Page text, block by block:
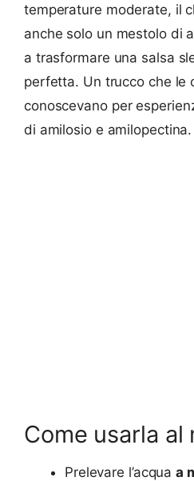
temperature moderate, il
anche solo un mestolo di
a trasformare una salsa
perfetta. Un trucco che le
conoscevano per
di amilosio e amilopectina.
Come usarla al
Prelevare l’acquaa